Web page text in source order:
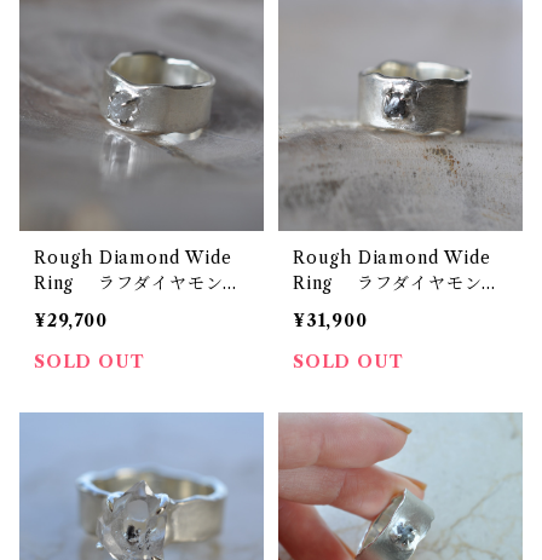
Rough Diamond Wide
Ring ラフダイヤモンド
シルバーワイドリング 原
石 ホワイト
¥29,700
SOLD OUT
Rough Diamond Wide
Ring ラフダイヤモンド
シルバーワイドリング 原
石
¥31,900
SOLD OUT